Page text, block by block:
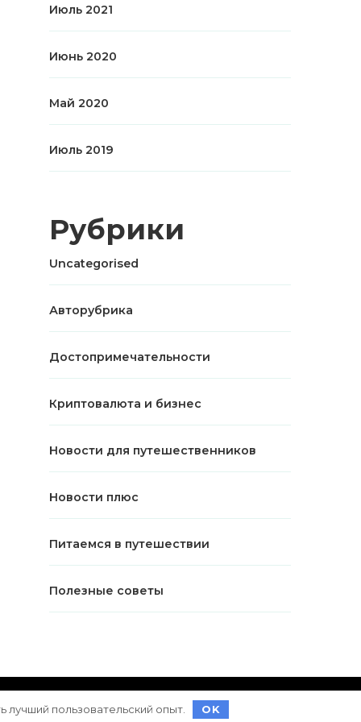
Июль 2021
Июнь 2020
Май 2020
Июль 2019
Рубрики
Uncategorised
Авторубрика
Достопримечательности
Криптовалюта и бизнес
Новости для путешественников
Новости плюс
Питаемся в путешествии
Полезные советы
WordPress
лучший пользовательский опыт. OK